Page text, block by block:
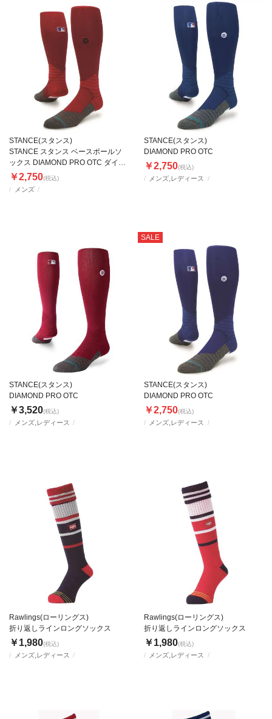
メンズ
STANCE(スタンス)
STANCE スタンス ベースボールソ
ックス DIAMOND PRO OTC ダイア
モンドプロ OTC
￥2,750(税込) メンズ,レディース
STANCE(スタンス)
DIAMOND PRO OTC
￥2,750(税込)
メンズ,レディース
STANCE(スタンス)
DIAMOND PRO OTC
￥3,520(税込)
SALE
メンズ,レディース
STANCE(スタンス)
DIAMOND PRO OTC
￥2,750(税込)
メンズ,レディース
Rawlings(ローリングス)
折り返しラインロングソックス
￥1,980(税込)
メンズ,レディース
Rawlings(ローリングス)
折り返しラインロングソックス
￥1,980(税込)